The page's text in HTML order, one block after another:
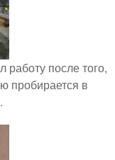
работу после того,
пробирается в